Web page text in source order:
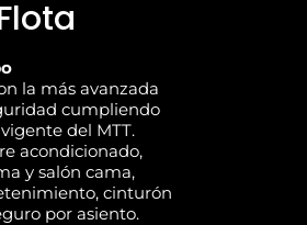
la más avanzada
cumpliendo
del MTT.
acondicionado,
y salón cama,
cinturón
por asiento.